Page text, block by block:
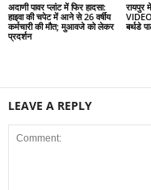
अदाणी पावर प्लांट में फिर हादसा:
हाइवा की चपेट में आने से 26 वर्षीय
कर्मचारी की मौत; मुआवजे को लेकर
प्रदर्शन
रायपुर
बर्थडे
LEAVE A REPLY